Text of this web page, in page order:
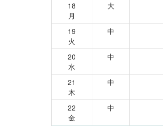
18
月
大
19
火
中
20
水
中
21
木
中
22
金
中